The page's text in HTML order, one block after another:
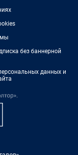
без баннерной
данных и